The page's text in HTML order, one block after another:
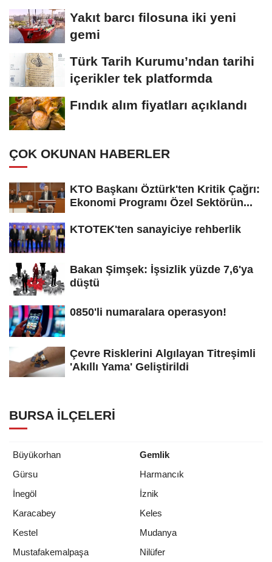
Yakıt barcı filosuna iki yeni
gemi
Türk Tarih Kurumu’ndan tarihi
içerikler tek platformda
Fındık alım fiyatları açıklandı
ÇOK OKUNAN HABERLER
KTO Başkanı Öztürk'ten Kritik Çağrı:
Ekonomi Programı Özel Sektörün...
KTOTEK'ten sanayiciye rehberlik
Bakan Şimşek: İşsizlik yüzde 7,6'ya
düştü
0850'li numaralara operasyon!
Çevre Risklerini Algılayan Titreşimli
'Akıllı Yama' Geliştirildi
BURSA İLÇELERI
Büyükorhan
Gemlik
Gürsu
Harmancık
İnegöl
İznik
Karacabey
Keles
Kestel
Mudanya
Mustafakemalpaşa
Nilüfer